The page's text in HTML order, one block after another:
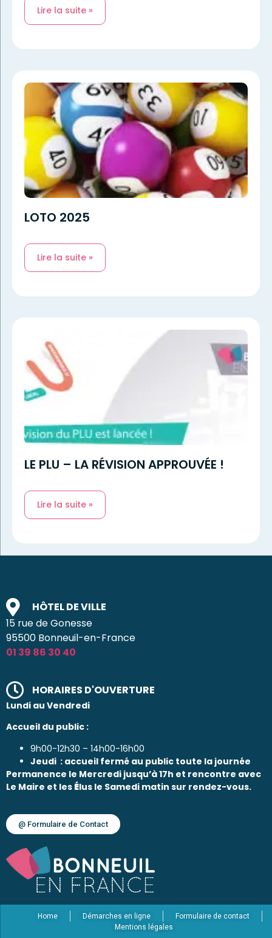
Lire la suite »
LOTO 2025
Lire la suite »
LE PLU – LA RÉVISION APPROUVÉE !
Lire la suite »
HÔTEL DE VILLE
15 rue de Gonesse
95500 Bonneuil-en-France
01 39 86 30 40
HORAIRES D'OUVERTURE
Lundi au Vendredi
Accueil du public :
9h00-12h30 – 14h00-16h00
Jeudi : accueil fermé au public toute la journée
Permanence le Mercredi jusqu’à 17h et rencontre avec
Le Maire et les Élus le Samedi matin sur rendez-vous.
@ Formulaire de Contact
Home Démarches en ligne
Formulaire de contact
Mentions légales